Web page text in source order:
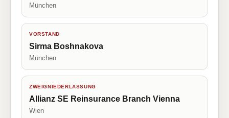
München
VORSTAND
Sirma Boshnakova
München
ZWEIGNIEDERLASSUNG
Allianz SE Reinsurance Branch Vienna
Wien